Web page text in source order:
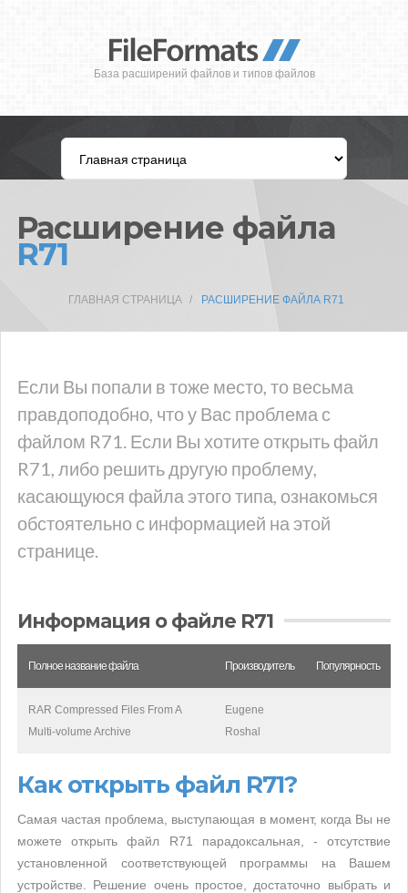
База расширений файлов и типов файлов
Расширение файла
R71
ГЛАВНАЯ СТРАНИЦА РАСШИРЕНИЕ ФАЙЛА R71
Если Вы попали в тоже место, то весьма
правдоподобно, что у Вас проблема с
файлом R71. Если Вы хотите открыть файл
R71, либо решить другую проблему,
касающуюся файла этого типа, ознакомься
обстоятельно с информацией на этой
странице.
Информация о файле R71
Полное название файла Производитель Популярность
RAR Compressed Files From A
Multi-volume Archive
Eugene
Roshal
Как открыть файл R71?
Самая частая проблема, выступающая в момент, когда Вы не
можете открыть файл R71 парадоксальная, - отсутствие
установленной соответствующей программы на Вашем
устройстве. Решение очень простое, достаточно выбрать и